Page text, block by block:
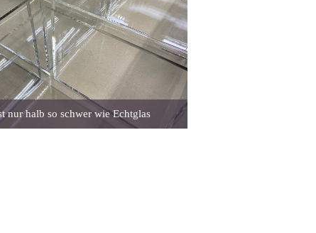
nur halb so schwer wie Echtglas